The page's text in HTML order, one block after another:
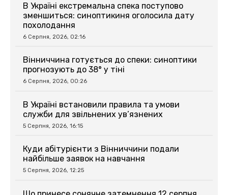
В Україні екстремальна спека поступово
зменшиться: синоптикиня оголосила дату
похолодання
6 Серпня, 2026, 02:16
Вінниччина готується до спеки: синоптики
прогнозують до 38° у тіні
6 Серпня, 2026, 00:26
В Україні встановили правила та умови
служби для звільнених ув’язнених
5 Серпня, 2026, 16:15
Куди абітурієнти з Вінниччини подали
найбільше заявок на навчання
5 Серпня, 2026, 12:25